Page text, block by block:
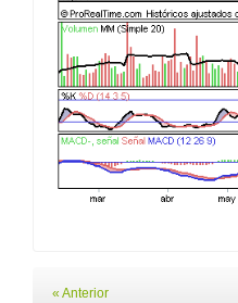
« Anterior